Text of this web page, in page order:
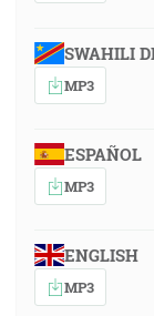
SWAHILI
MP3
ESPAÑOL
MP3
ENGLISH
MP3